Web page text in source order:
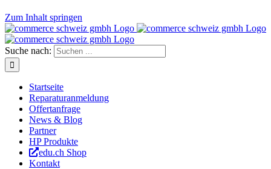
Zum Inhalt springen
Suche nach:
Startseite
Reparaturanmeldung
Offertanfrage
News & Blog
Partner
HP Produkte
edu.ch Shop
Kontakt